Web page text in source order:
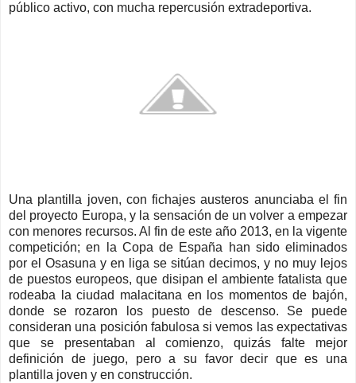
público activo, con mucha repercusión extradeportiva.
Una plantilla joven, con fichajes austeros anunciaba el fin
del proyecto Europa, y la sensación de un volver a empezar
con menores recursos. Al fin de este año 2013, en la vigente
competición; en la Copa de España han sido eliminados
por el Osasuna y en liga se sitúan decimos, y no muy lejos
de puestos europeos, que disipan el ambiente fatalista que
rodeaba la ciudad malacitana en los momentos de bajón,
donde se rozaron los puesto de descenso. Se puede
consideran una posición fabulosa si vemos las expectativas
que se presentaban al comienzo, quizás falte mejor
definición de juego, pero a su favor decir que es una
plantilla joven y en construcción.